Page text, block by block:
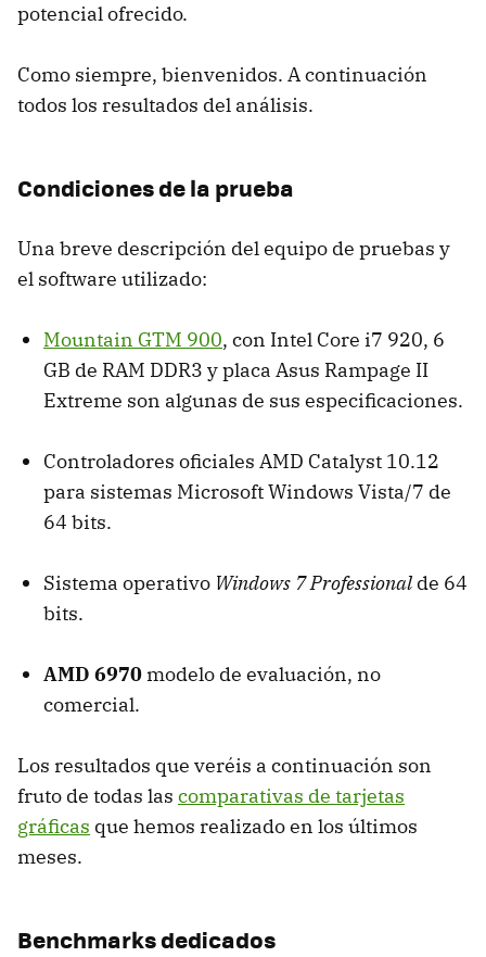
potencial ofrecido.
Como siempre, bienvenidos. A continuación
todos los resultados del análisis.
Condiciones de la prueba
Una breve descripción del equipo de pruebas y
el software utilizado:
Mountain GTM 900, con Intel Core i7 920, 6
GB de RAM DDR3 y placa Asus Rampage II
Extreme son algunas de sus especificaciones.
Controladores oficiales AMD Catalyst 10.12
para sistemas Microsoft Windows Vista/7 de
64 bits.
Sistema operativo Windows 7 Professionalde 64
bits.
AMD 6970 modelo de evaluación, no
comercial.
Los resultados que veréis a continuación son
fruto de todas las comparativas de tarjetas
gráficas que hemos realizado en los últimos
meses.
Benchmarks dedicados